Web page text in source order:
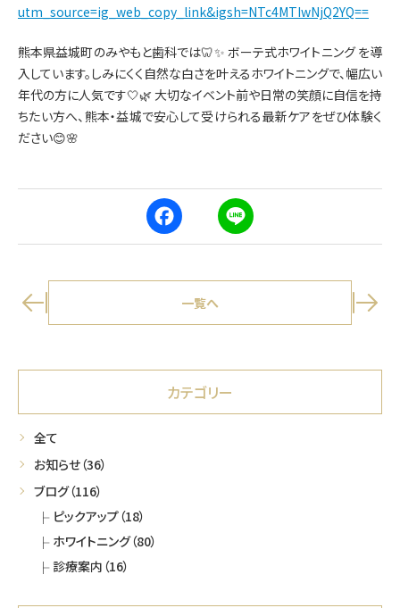
utm_source=ig_web_copy_link&igsh=NTc4MTIwNjQ2YQ==
熊本県益城町のみやもと歯科では🦷✨ ボーテ式ホワイトニング を導
入しています。しみにくく自然な白さを叶えるホワイトニングで、幅広い
年代の方に人気です🤍🌿 大切なイベント前や日常の笑顔に自信を持
ちたい方へ、熊本・益城で安心して受けられる最新ケアをぜひ体験く
ださい😊🌸
c
o
o
k
n
一覧へ
カテゴリー
全て
お知らせ（36）
ブログ（116）
ピックアップ（18）
ホワイトニング（80）
診療案内 （16）